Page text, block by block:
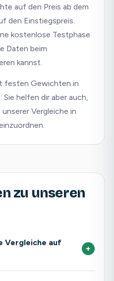
auf den Preis ab dem
den Einstiegspreis.
kostenlose Testphase
Daten beim
kannst.
festen Gewichten in
helfen dir aber auch,
Vergleiche in
zu unseren
Vergleiche auf
+